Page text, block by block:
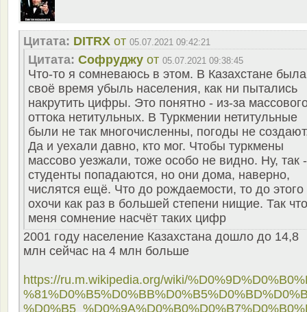
Цитата: DITRX от 05.07.2021 09:42:21
Цитата: Софруджу от 05.07.2021 09:38:45
Что-то я сомневаюсь в этом. В Казахстане
своё время убыль населения, как ни пытались
накрутить цифры. Это понятно - из-за
оттока нетитульных. В Туркмении нетитульные
были не так многочисленны, погоды не
Да и уехали давно, кто мог. Чтобы туркмены
массово уезжали, тоже особо не видно. Ну, так -
студенты попадаются, но они дома, наверно,
числятся ещё. Что до рождаемости, то до этого
охочи как раз в большей степени нищие. Так
меня сомнение насчёт таких цифр
2001 году население Казахстана дошло до 14,8
млн сейчас на 4 млн больше
https://ru.m.wikipedia.org/wiki/